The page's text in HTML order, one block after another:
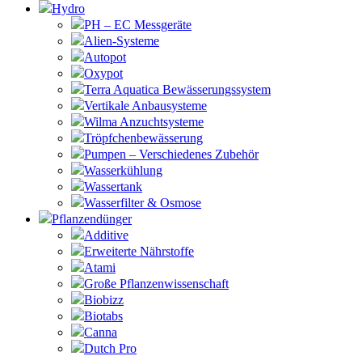
Hydro
PH – EC Messgeräte
Alien-Systeme
Autopot
Oxypot
Terra Aquatica Bewässerungssystem
Vertikale Anbausysteme
Wilma Anzuchtsysteme
Tröpfchenbewässerung
Pumpen – Verschiedenes Zubehör
Wasserkühlung
Wassertank
Wasserfilter & Osmose
Pflanzendünger
Additive
Erweiterte Nährstoffe
Atami
Große Pflanzenwissenschaft
Biobizz
Biotabs
Canna
Dutch Pro